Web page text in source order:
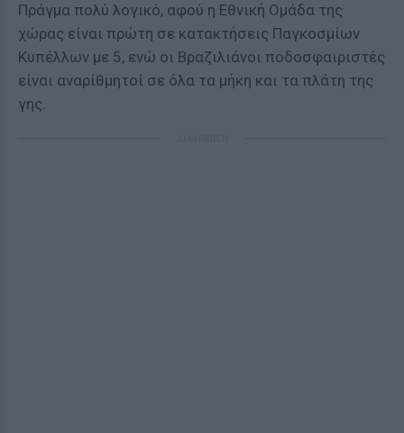
Πράγμα πολύ λογικό, αφού η Εθνική Ομάδα της
χώρας είναι πρώτη σε κατακτήσεις Παγκοσμίων
Κυπέλλων με 5, ενώ οι Βραζιλιάνοι ποδοσφαιριστές
είναι αναρίθμητοί σε όλα τα μήκη και τα πλάτη της
γης.